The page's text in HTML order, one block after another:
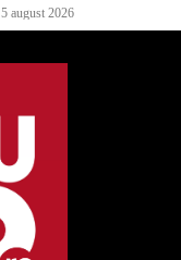
5 august 2026